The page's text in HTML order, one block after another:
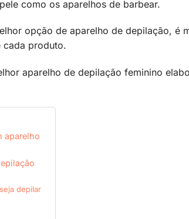
como os aparelhos de barbear.
opção de aparelho de depilação, é
cada produto.
aparelho de depilação feminino
aparelho
depilar